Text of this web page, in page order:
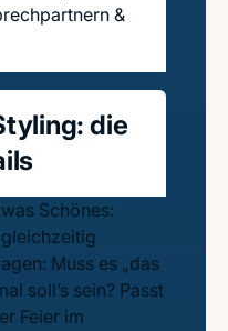
&
die
Schönes:
Muss es „das
soll’s sein? Passt
Feier im